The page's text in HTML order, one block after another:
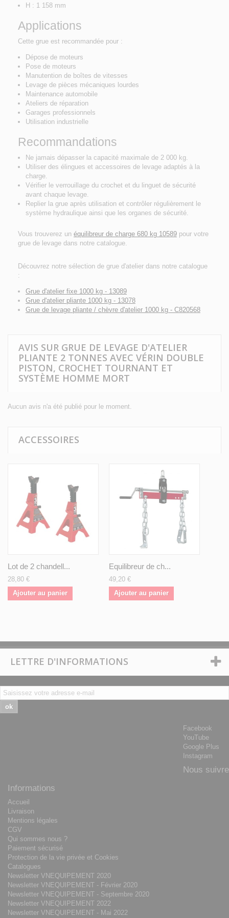
H : 1 158 mm
Applications
Cette grue est recommandée pour :
Dépose de moteurs
Pose de moteurs
Manutention de boîtes de vitesses
Levage de pièces mécaniques lourdes
Maintenance automobile
Ateliers de réparation
Garages professionnels
Utilisation industrielle
Recommandations
Ne jamais dépasser la capacité maximale de 2 000 kg.
Utiliser des élingues et accessoires de levage adaptés à la
charge.
Vérifier le verrouillage du crochet et du linguet de sécurité
avant chaque levage.
Replier la grue après utilisation et contrôler régulièrement le
système hydraulique ainsi que les organes de sécurité.
Vous trouverez un équilibreur de charge 680 kg 10589 pour votre
grue de levage dans notre catalogue.
Découvrez notre sélection de grue d'atelier dans notre catalogue
:
Grue d'atelier fixe 1000 kg - 13089
Grue d'atelier pliante 1000 kg - 13078
Grue de levage pliante / chèvre d'atelier 1000 kg - C820568
AVIS SUR GRUE DE LEVAGE D'ATELIER
PLIANTE 2 TONNES AVEC VÉRIN DOUBLE
PISTON, CROCHET TOURNANT ET
SYSTÈME HOMME MORT
Aucun avis n'a été publié pour le moment.
ACCESSOIRES
Lot de 2 chandell...
28,80 €
Ajouter au panier
Equilibreur de ch...
49,20 €
Ajouter au panier
LETTRE D'INFORMATIONS
ok
Facebook
YouTube
Google Plus
Instagram
Nous suivre
Informations
Accueil
Livraison
Mentions légales
CGV
Qui sommes nous ?
Paiement sécurisé
Protection de la vie privée et Cookies
Catalogues
Newsletter VNEQUIPEMENT 2020
Newsletter VNEQUIPEMENT - Février 2020
Newsletter VNEQUIPEMENT - Septembre 2020
Newsletter VNEQUIPEMENT 2022
Newsletter VNEQUIPEMENT - Mai 2022